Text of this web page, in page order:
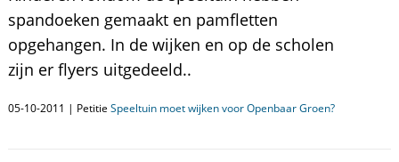
spandoeken gemaakt en pamfletten
opgehangen. In de wijken en op de scholen
zijn er flyers uitgedeeld..
05-10-2011 | Petitie Speeltuin moet wijken voor Openbaar Groen?